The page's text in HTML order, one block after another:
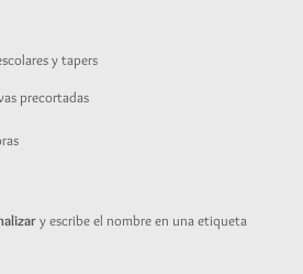
y tapers
precortadas
y escribe el nombre en una etiqueta